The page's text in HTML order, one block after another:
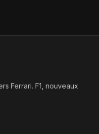
Ferrari. F1, nouveaux